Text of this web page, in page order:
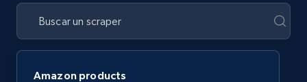
Amazon products